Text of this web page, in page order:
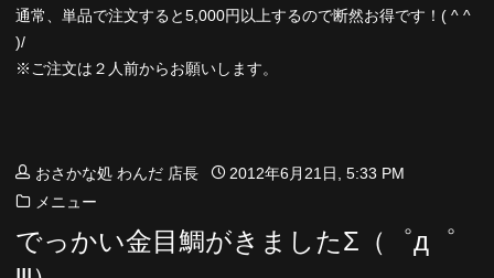
通常、単品で注文すると5,000円以上するので断然お得です！( ^ ^
)/
※ご注文は２人前からお願いします。
おさかな処 わんだ 店長
2012年6月21日, 5:33 PM
メニュー
でっかい金目鯛がきましたΣ（゜д゜